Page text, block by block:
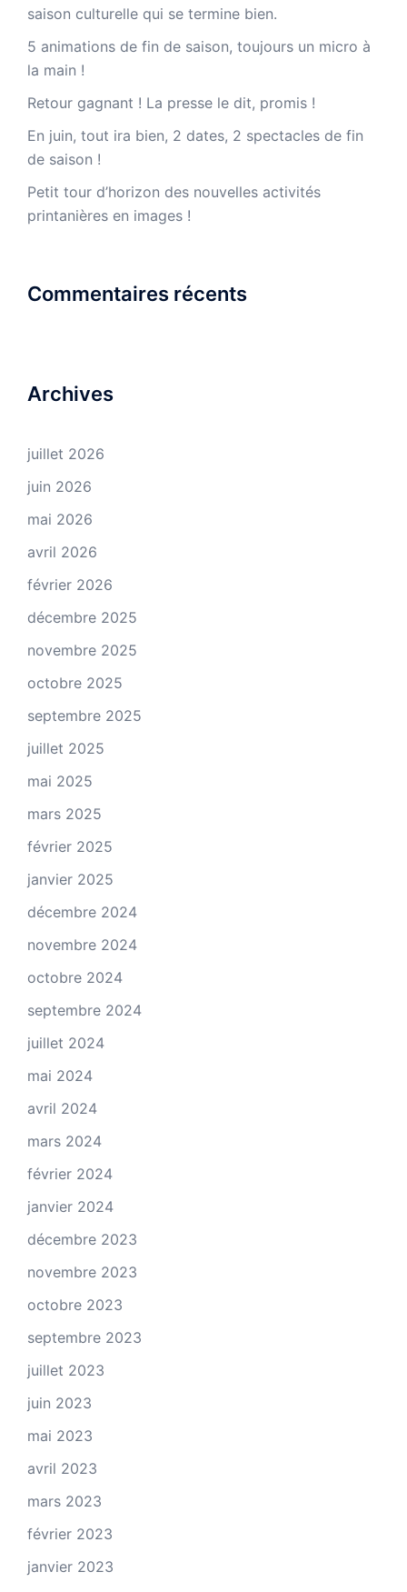
saison culturelle qui se termine bien.
5 animations de fin de saison, toujours un micro à
la main !
Retour gagnant ! La presse le dit, promis !
En juin, tout ira bien, 2 dates, 2 spectacles de fin
de saison !
Petit tour d’horizon des nouvelles activités
printanières en images !
Commentaires récents
Archives
juillet 2026
juin 2026
mai 2026
avril 2026
février 2026
décembre 2025
novembre 2025
octobre 2025
septembre 2025
juillet 2025
mai 2025
mars 2025
février 2025
janvier 2025
décembre 2024
novembre 2024
octobre 2024
septembre 2024
juillet 2024
mai 2024
avril 2024
mars 2024
février 2024
janvier 2024
décembre 2023
novembre 2023
octobre 2023
septembre 2023
juillet 2023
juin 2023
mai 2023
avril 2023
mars 2023
février 2023
janvier 2023